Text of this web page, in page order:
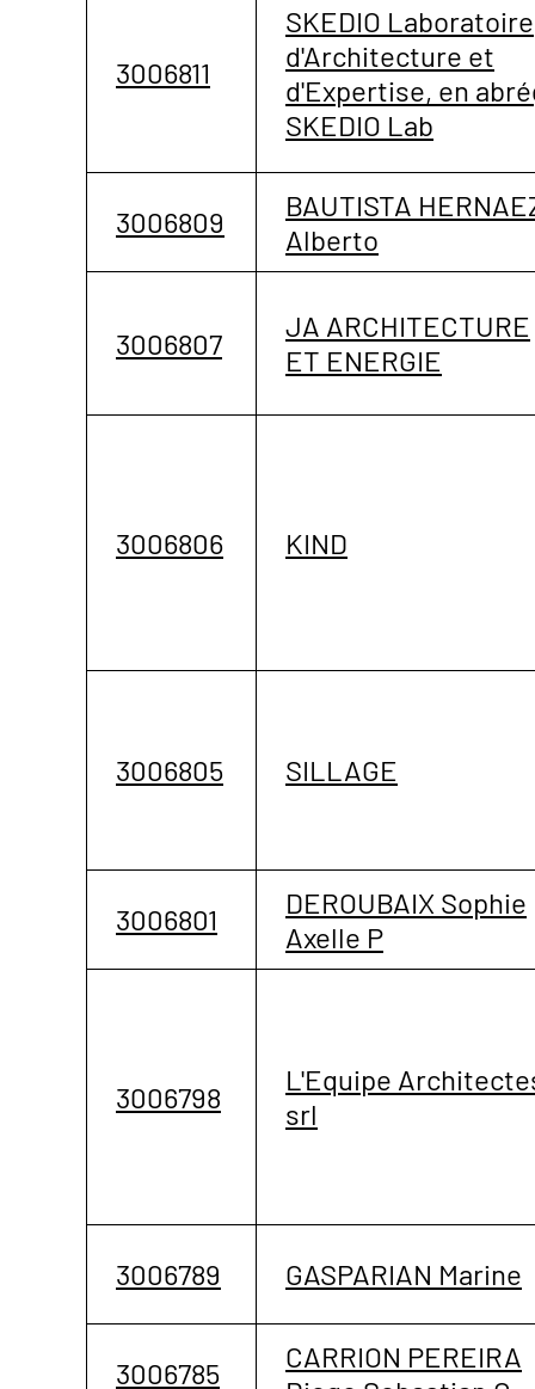
3006811
SKEDIO Laboratoire
d'Architecture et
d'Expertise, en
SKEDIO Lab
3006809
BAUTISTA
Alberto
3006807
JA ARCHITECTURE
ET ENERGIE
3006806 KIND
3006805 SILLAGE
3006801
DEROUBAIX Sophie
Axelle P
3006798
L'Equipe
srl
3006789 GASPARIAN Marine
3006785
CARRION PEREIRA